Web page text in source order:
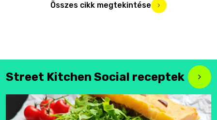
Összes cikk megtekintése
Street Kitchen Social receptek